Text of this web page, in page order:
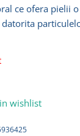
ce ofera pielii
wishlist